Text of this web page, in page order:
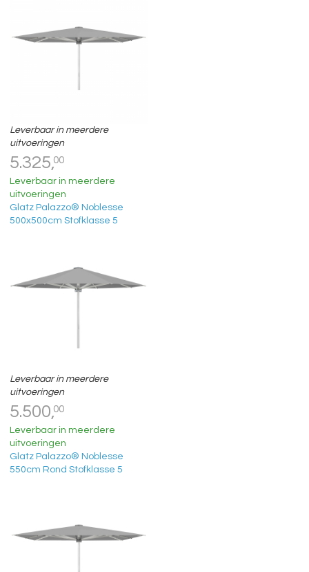
Leverbaar in meerdere
uitvoeringen
5.325,00
Leverbaar in meerdere
uitvoeringen
Glatz Palazzo® Noblesse
500x500cm Stofklasse 5
Leverbaar in meerdere
uitvoeringen
5.500,00
Leverbaar in meerdere
uitvoeringen
Glatz Palazzo® Noblesse
550cm Rond Stofklasse 5